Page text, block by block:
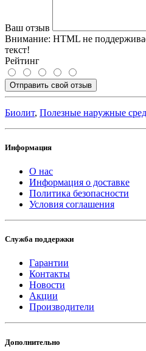
Ваш отзыв
Внимание: HTML не
текст!
Рейтинг
Отправить свой отзыв
Биолит, Полезные наружные
Информация
О нас
Информация о доставке
Политика безопасности
Условия соглашения
Служба поддержки
Гарантии
Контакты
Новости
Акции
Производители
Дополнительно